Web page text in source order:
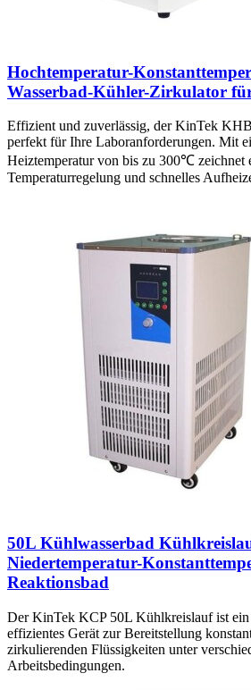
Hochtemperatur-
Wasserbad-Kühler-Zirkulator
Effizient und zuverlässig, der KinTek
perfekt für Ihre Laboranforderungen. Mit
Heiztemperatur von bis zu 300℃ zeichnet
Temperaturregelung und schnelles
50L Kühlwasserbad
Niedertemperatur-
Reaktionsbad
Der KinTek KCP 50L Kühlkreislauf ist ein
effizientes Gerät zur Bereitstellung
zirkulierenden Flüssigkeiten unter
Arbeitsbedingungen.